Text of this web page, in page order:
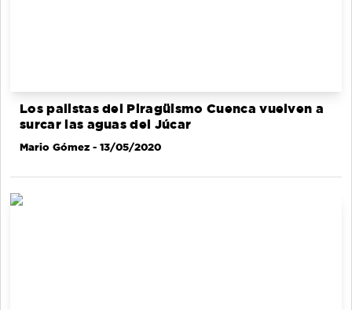
Los palistas del Piragüismo Cuenca vuelven a
surcar las aguas del Júcar
Mario Gómez - 13/05/2020